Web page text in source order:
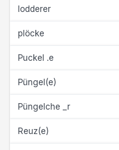
lodderer
plöcke
Puckel .e
Püngel(e)
Püngelche _r
Reuz(e)